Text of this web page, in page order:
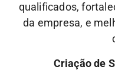
qualificados,
da empresa, e
Criação de